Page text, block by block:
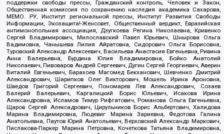
поддержки свободы прессы, Гражданский контроль, Человек и Закон,
Общественная комиссия по сохранению наследия академика Сахарова,
МЕМО. РУ, Институт региональной прессы, Институт Развития Свободы
Информации, Экозащита!-Женсовет, Общественный вердикт, Евразийская
антимонопольная ассоциация, Дзугкоева Регина Николаевна, Кривенко
Сергей Владимирович, Милославский Павел Юрьевич, Шнырова Ольга
Вадимовна, Чанышева Лилия Айратовна, Сидорович Ольга Борисовна,
Туровский Александр Алексеевич, Васильева Анастасия Евгеньевна, Ривина
Анна Валерьевна, Бурдина Юлия Владимировна, Бойко Анатолий
Николаевич, Пивоваров Андрей Сергеевич, Дугин Сергей Георгиевич, Аверин
Виталий Евгеньевич, Барахоев Магомед Бекханович, Шевченко Дмитрий
Александрович, Шарипков Олег Викторович, Мошель Ирина Ароновна,
Шведов Григорий Сергеевич, Пономарев Лев Александрович, Созаев
Валерий Валерьевич, Каргалицкий Борис Юльевич, Исакова Ирина
Александровна, Исламов Тимур Рифгатович, Романова Ольга Евгеньевна,
Щаров Сергей Алексадрович, Цирульников Борис Альбертович, Халидова
Марина Владимировна, Людевиг Марина Зариевна, Федотова Галина
Анатольевна, Паутов Юрий Анатольевич, Верховский Александр Маркович,
Пислакова-Паркер Марина Петровна, Кочеткова Татьяна Владимировна,